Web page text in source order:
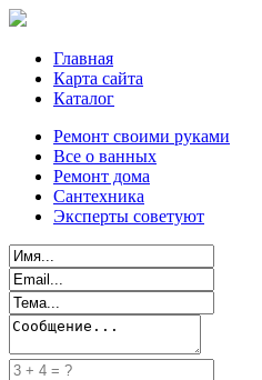
Главная
Карта сайта
Каталог
Ремонт своими руками
Все о ванных
Ремонт дома
Сантехника
Эксперты советуют